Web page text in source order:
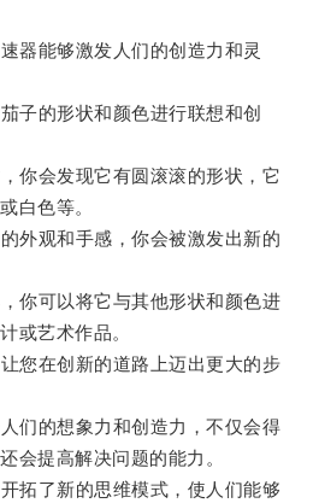
能够激发人们的创造力和灵
的形状和颜色进行联想和创
会发现它有圆滚滚的形状，它
白色等。
观和手感，你会被激发出新的
可以将它与其他形状和颜色进
或艺术作品。
在创新的道路上迈出更大的步
的想象力和创造力，不仅会得
会提高解决问题的能力。
了新的思维模式，使人们能够